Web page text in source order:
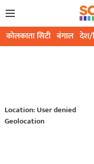
कोलकाता सिटी बंगाल देश/
Location: User denied
Geolocation